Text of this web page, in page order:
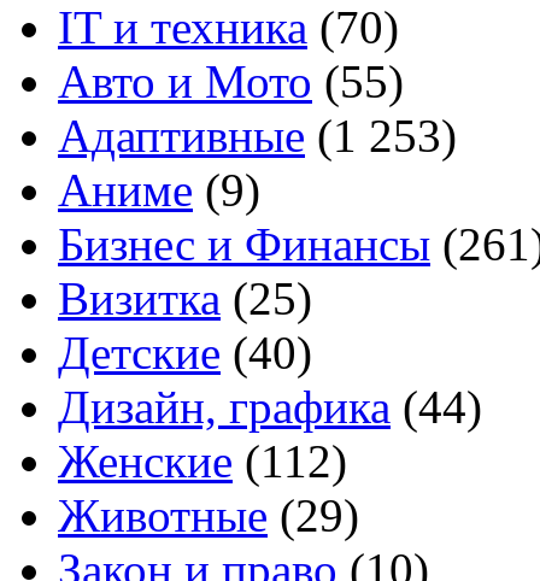
IT и техника (70)
Авто и Мото (55)
Адаптивные (1 253)
Аниме (9)
Бизнес и Финансы
Визитка (25)
Детские (40)
Дизайн, графика (44)
Женские (112)
Животные (29)
Закон и право (10)